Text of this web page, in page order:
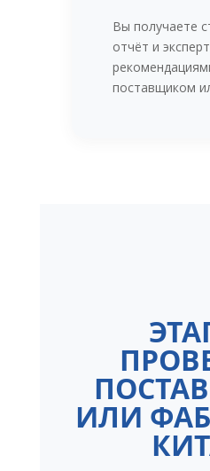
Вы получаете
отчёт и
поставщиком
ИЛИ